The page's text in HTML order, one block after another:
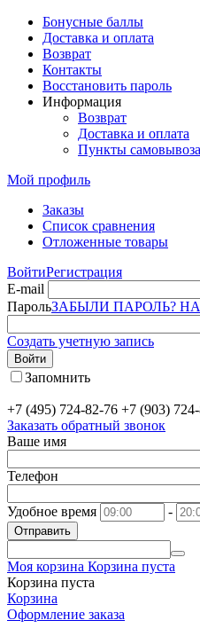
Бонусные баллы
Доставка и оплата
Возврат
Контакты
Восстановить пароль
Информация
Возврат
Доставка и оплата
Пункты самовывоза
Мой профиль
Заказы
Список сравнения
Отложенные товары
ВойтиРегистрация
E-mail
ПарольЗАБЫЛИ ПАРОЛЬ?
Создать учетную запись
Войти
Запомнить
+7 (495) 724-82-76 +7 (903)
Заказать обратный звонок
Ваше имя
Телефон
Удобное время -
Отправить
Моя корзина Корзина пуста
Корзина пуста
Корзина
Оформление заказа